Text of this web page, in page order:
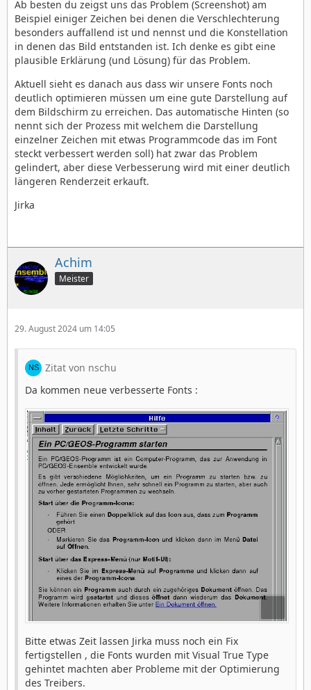
Ab besten du zeigst uns das Problem (Screenshot) am
Beispiel einiger Zeichen bei denen die Verschlechterung
besonders auffallend ist und nennst und die Konstellation
in denen das Bild entstanden ist. Ich denke es gibt eine
plausible Erklärung (und Lösung) für das Problem.
Aktuell sieht es danach aus dass wir unsere Fonts noch
deutlich optimieren müssen um eine gute Darstellung auf
dem Bildschirm zu erreichen. Das automatische Hinten (so
nennt sich der Prozess mit welchem die Darstellung
einzelner Zeichen mit etwas Programmcode das im Font
steckt verbessert werden soll) hat zwar das Problem
gelindert, aber diese Verbesserung wird mit einer deutlich
längeren Renderzeit erkauft.
Jirka
Achim
Meister
29. August 2024 um 14:05
Zitat von nschu
Da kommen neue verbesserte Fonts :
Bitte etwas Zeit lassen Jirka muss noch ein Fix
fertigstellen , die Fonts wurden mit Visual True Type
gehintet machten aber Probleme mit der Optimierung
des Treibers.